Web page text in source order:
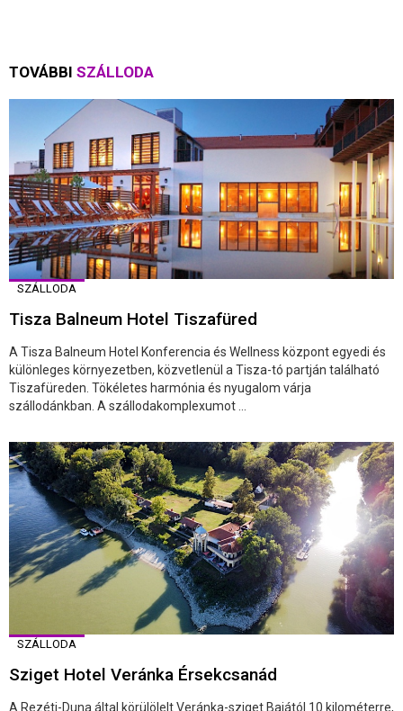
TOVÁBBI SZÁLLODA
SZÁLLODA
Tisza Balneum Hotel Tiszafüred
A Tisza Balneum Hotel Konferencia és Wellness központ egyedi és
különleges környezetben, közvetlenül a Tisza-tó partján található
Tiszafüreden. Tökéletes harmónia és nyugalom várja
szállodánkban. A szállodakomplexumot ...
SZÁLLODA
Sziget Hotel Veránka Érsekcsanád
A Rezéti-Duna által körülölelt Veránka-sziget Bajától 10 kilométerre,